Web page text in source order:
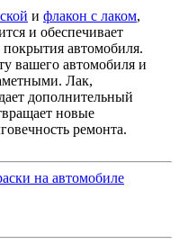
и флакон с лаком,
и обеспечивает
покрытия автомобиля.
вашего автомобиля и
Лак,
дополнительный
новые
ремонта.
на автомобиле